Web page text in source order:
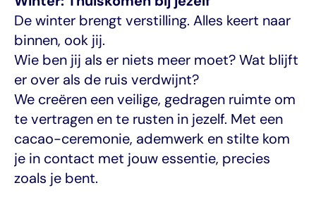
De winter brengt verstilling. Alles keert naar
binnen, ook jij.
Wie ben jij als er niets meer moet? Wat blijft
er over als de ruis verdwijnt?
We creëren een veilige, gedragen ruimte om
te vertragen en te rusten in jezelf. Met een
cacao-ceremonie, ademwerk en stilte kom
je in contact met jouw essentie, precies
zoals je bent.